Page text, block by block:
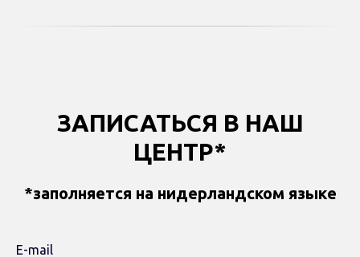
ЗАПИСАТЬСЯ В НАШ
ЦЕНТР*
*заполняется на нидерландском языке
E-mail